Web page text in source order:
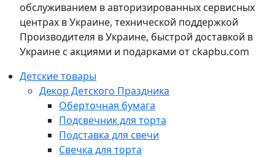
обслуживанием в авторизированных сервисных
центрах в Украине, технической поддержкой
Производителя в Украине, быстрой доставкой в
Украине с акциями и подарками от ckapbu.com
Детские товары
Декор Детского Праздника
Оберточная бумага
Подсвечник для торта
Подставка для свечи
Свечка для торта